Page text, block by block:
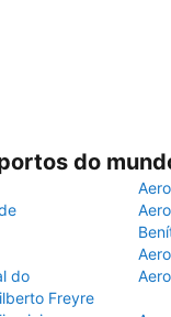
do
do
Freyre